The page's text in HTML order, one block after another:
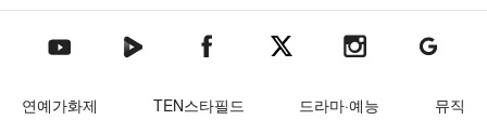
텐아시아 유튜브텐아시아 네이버TV텐아시아 페이스북텐아시아 엑스텐아시아 인스타그램
텐아시아
연예가화제 TEN스타필드 드라마·예능 뮤직